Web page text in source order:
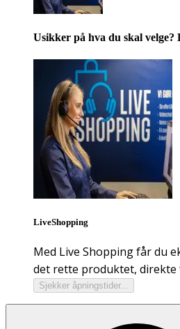
Usikker på hva du skal
LiveShopping
Med Live Shopping får du
det rette produktet, direkte
Sjekker åpningstider...